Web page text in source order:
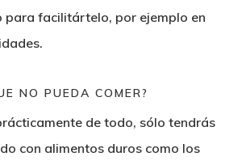
para facilitártelo, por ejemplo en
NO PUEDA COMER?
de todo, sólo tendrás
con alimentos duros como los